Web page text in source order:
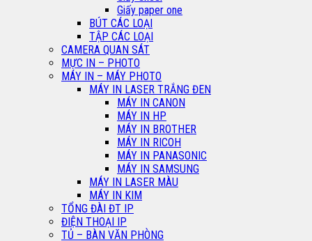
Giấy paper one
BÚT CÁC LOẠI
TẬP CÁC LOẠI
CAMERA QUAN SÁT
MỰC IN – PHOTO
MÁY IN – MÁY PHOTO
MÁY IN LASER TRẮNG ĐEN
MÁY IN CANON
MÁY IN HP
MÁY IN BROTHER
MÁY IN RICOH
MÁY IN PANASONIC
MÁY IN SAMSUNG
MÁY IN LASER MÀU
MÁY IN KIM
TỔNG ĐÀI ĐT IP
ĐIỆN THOẠI IP
TỦ – BÀN VĂN PHÒNG